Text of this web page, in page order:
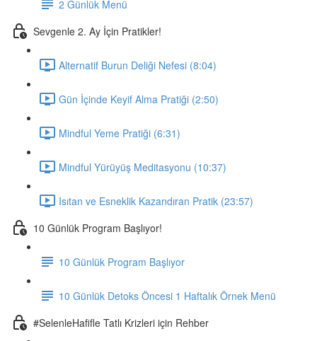
2 Günlük Menü
Sevgenle 2. Ay İçin Pratikler!
Alternatif Burun Deliği Nefesi (8:04)
Gün İçinde Keyif Alma Pratiği (2:50)
Mindful Yeme Pratiği (6:31)
Mindful Yürüyüş Meditasyonu (10:37)
Isıtan ve Esneklik Kazandıran Pratik (23:57)
10 Günlük Program Başlıyor!
10 Günlük Program Başlıyor
10 Günlük Detoks Öncesi 1 Haftalık Örnek Menü
#SelenleHafifle Tatlı Krizleri için Rehber